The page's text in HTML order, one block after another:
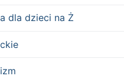
dla dzieci na Ż